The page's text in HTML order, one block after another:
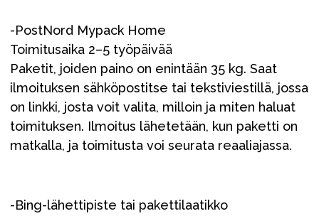
-PostNord Mypack Home
Toimitusaika 2–5 työpäivää
Paketit, joiden paino on enintään 35 kg. Saat
ilmoituksen sähköpostitse tai tekstiviestillä, jossa
on linkki, josta voit valita, milloin ja miten haluat
toimituksen. Ilmoitus lähetetään, kun paketti on
matkalla, ja toimitusta voi seurata reaaliajassa.
-Bing-lähettipiste tai pakettilaatikko